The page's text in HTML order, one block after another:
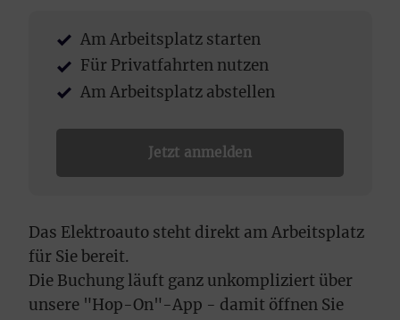
Am Arbeitsplatz starten
Für Privatfahrten nutzen
Am Arbeitsplatz abstellen
Jetzt anmelden
Das Elektroauto steht direkt am Arbeitsplatz
für Sie bereit.
Die Buchung läuft ganz unkompliziert über
unsere "Hop-On"-App - damit öffnen Sie